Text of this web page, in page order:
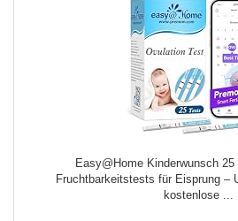
Easy@Home Kinderwunsch
Fruchtbarkeitstests für Eisprung –
kostenlose ...